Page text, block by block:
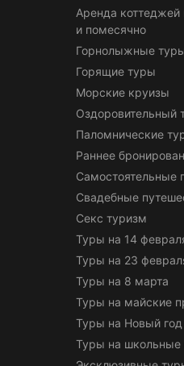
Аренда коттеджей
и помесячно
Горнолыжные
Горящие туры
Морские круизы
Оздоровительный
Паломнические
Раннее
Самостоятельные
Свадебные
Секс туризм
Туры на 14
Туры на 23
Туры на 8 марта
Туры на майские
Туры на Новый год
Туры на школьные